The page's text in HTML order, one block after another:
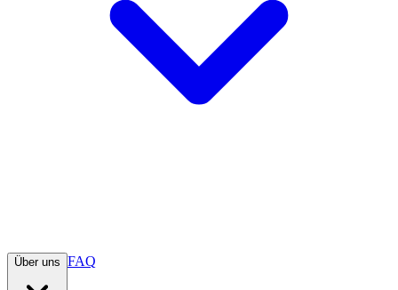
Über uns FAQ